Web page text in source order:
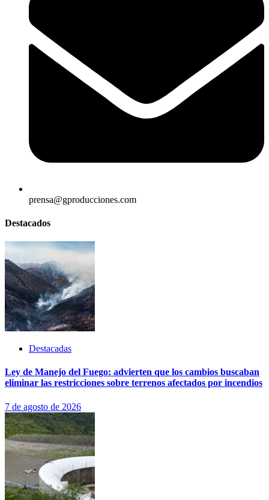
prensa@gproducciones.com
Destacados
Destacadas
Ley de Manejo del Fuego: advierten que los cambios buscaban
eliminar las restricciones sobre terrenos afectados por incendios
7 de agosto de 2026